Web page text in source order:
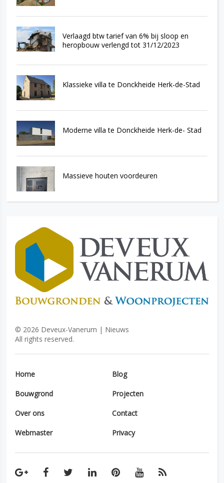
Verlaagd btw tarief van 6% bij sloop en
heropbouw verlengd tot 31/12/2023
Klassieke villa te Donckheide Herk-de-Stad
Moderne villa te Donckheide Herk-de- Stad
Massieve houten voordeuren
© 2026 Deveux-Vanerum | Nieuws
All rights reserved.
Home Blog
Bouwgrond Projecten
Over ons Contact
Webmaster Privacy